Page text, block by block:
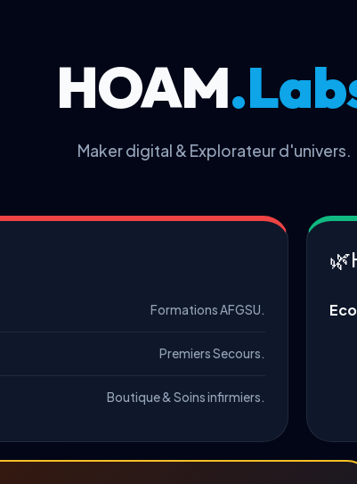
HOAM
Maker digital & Explorateur d'univers.
Formations AFGSU.
Premiers Secours.
Boutique & Soins infirmiers.
🌿